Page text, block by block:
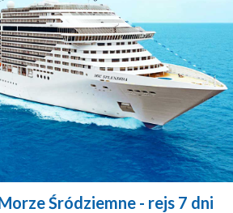
Śródziemne- rejs 7 dni